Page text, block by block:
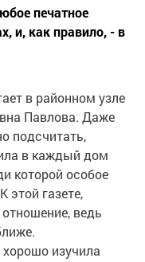
печатное
и, как правило, - в
в районном узле
Павлова. Даже
подсчитать,
в каждый дом
которой особое
этой газете,
ведь
изучила